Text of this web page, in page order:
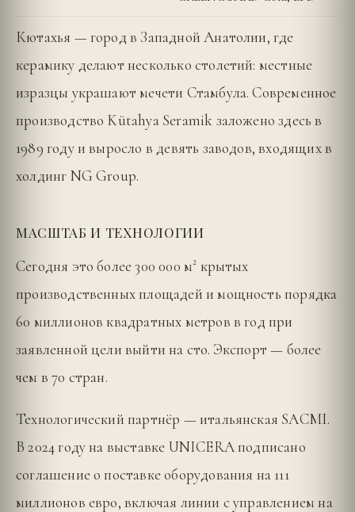
Кютахья — город в Западной Анатолии, где
керамику делают несколько столетий: местные
изразцы украшают мечети Стамбула. Современное
производство Kütahya Seramik заложено здесь в
1989 году и выросло в девять заводов, входящих в
холдинг NG Group.
МАСШТАБ И ТЕХНОЛОГИИ
Сегодня это более 300 000 м² крытых
производственных площадей и мощность порядка
60 миллионов квадратных метров в год при
заявленной цели выйти на сто. Экспорт — более
чем в 70 стран.
Технологический партнёр — итальянская SACMI.
В 2024 году на выставке UNICERA подписано
соглашение о поставке оборудования на 111
миллионов евро, включая линии с управлением на